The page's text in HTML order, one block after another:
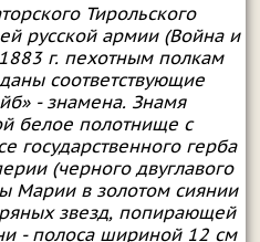
Тирольского
русской армии (Война и
г. пехотным полкам
соответствующие
- знамена. Знамя
белое полотнище с
государственного герба
(черного двуглавого
Марии в золотом сиянии
звезд, попирающей
- полоса шириной 12 см